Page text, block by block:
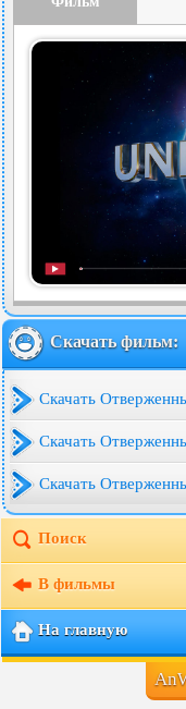
Скачать фильм:
Скачать
Скачать
Скачать
Поиск
В фильмы
На главную